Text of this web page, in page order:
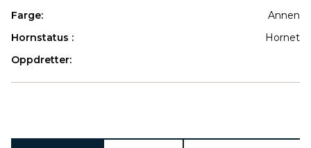
Farge:
Annen
Hornstatus :
Hornet
Oppdretter: